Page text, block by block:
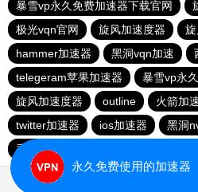
暴雪vp永久免费加速器下载官网
极光vqn官网
旋风加速度器
hammer加速器
黑洞vqn加速
telegeram苹果加速器
暴雪vp永
旋风加速度器
outline 火箭加
twitter加速器
ios加速器
黑洞
香蕉加速器官网
永久免费使用的加速器